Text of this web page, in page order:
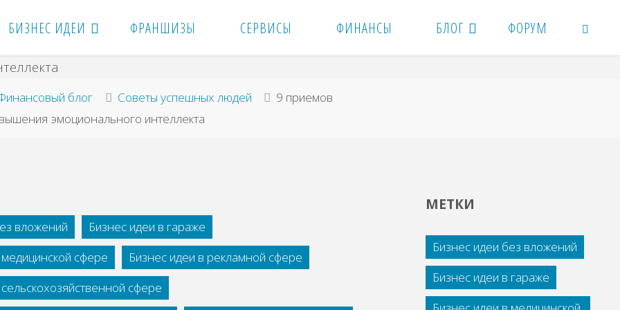
БИЗНЕС ИДЕИ ФРАНШИЗЫ СЕРВИСЫ ФИНАНСЫ БЛОГ ФОРУМ
блог Советы успешных людей
9 приемов
эмоционального интеллекта
вложений
Бизнес идеи в гараже
сфере
Бизнес идеи в рекламной сфере
сфере
МЕТКИ
Бизнес идеи без вложений
Бизнес идеи в гараже